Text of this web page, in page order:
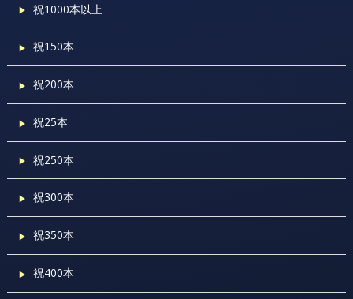
祝1000本以上
祝150本
祝200本
祝25本
祝250本
祝300本
祝350本
祝400本